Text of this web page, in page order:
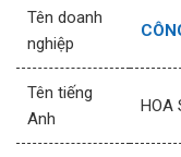
Tên doanh
nghiệp
Tên tiếng
Anh
HOA